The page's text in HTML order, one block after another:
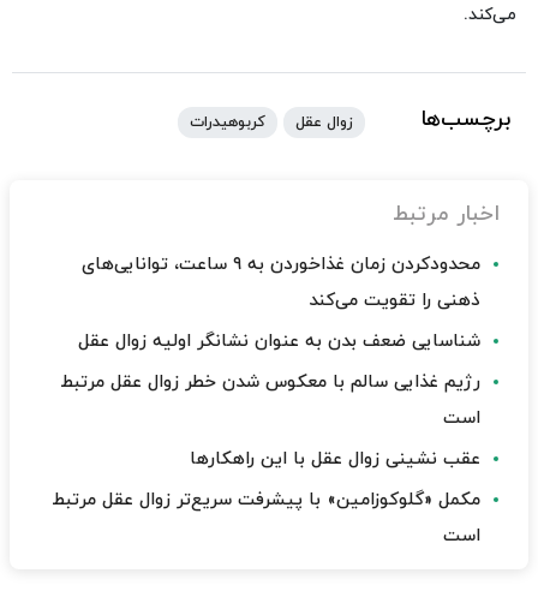
می‌کند.
برچسب‌ها زوال عقل کربوهیدرات
اخبار مرتبط
محدودکردن زمان غذاخوردن به ۹ ساعت، توانایی‌های
ذهنی را تقویت می‌کند
شناسایی ضعف بدن به عنوان نشانگر اولیه زوال عقل
رژیم غذایی سالم با معکوس شدن خطر زوال عقل مرتبط
است
عقب نشینی زوال عقل با این راهکارها
مکمل «گلوکوزامین» با پیشرفت سریع‌تر زوال عقل مرتبط
است